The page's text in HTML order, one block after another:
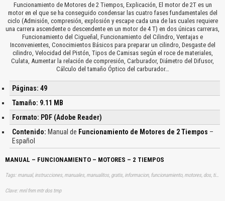
Funcionamiento de Motores de 2 Tiempos, Explicación, El motor de 2T es un
motor en el que se ha conseguido condensar las cuatro fases fundamentales del
ciclo (Admisión, compresión, explosión y escape cada una de las cuales requiere
una carrera ascendente o descendente en un motor de 4 T) en dos únicas carreras,
Funcionamiento del Cigueñal, Funcionamiento del Cilindro, Ventajas e
Inconvenientes, Conocimientos Básicos para preparar un cilindro, Desgaste del
cilindro, Velocidad del Pistón, Tipos de Camisas según el roce de materiales,
Culata, Aumentar la relación de compresión, Carburador, Diámetro del Difusor,
Cálculo del tamaño Óptico del carburador…
Páginas: 49
Tamaño: 9.11 MB
Formato: PDF (Adobe Reader)
Contenido: Manual de Funcionamiento de Motores de 2 Tiempos –
Español
MANUAL – FUNCIONAMIENTO – MOTORES – 2 TIEMPOS
Tags: manual, instrucciones, manuales, manualitos, gratis, informacion, funcionamiento, motores, dos, tiempos, aprender, descargas
Clave: mnl fnm mtr dos tmp